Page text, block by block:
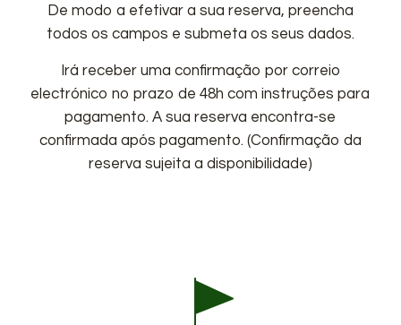
De modo a efetivar a sua reserva, preencha
todos os campos e submeta os seus dados.
Irá receber uma confirmação por correio
electrónico no prazo de 48h com instruções para
pagamento. A sua reserva encontra-se
confirmada após pagamento. (Confirmação da
reserva sujeita a disponibilidade)